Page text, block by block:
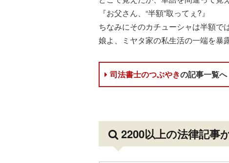
『お父さん、“半額”取ってぇ?』
ちなみにそのカチューシャは半額で
娘よ、ミヤタ家の私生活の一端を暴
司法書士のつぶやきの記事一覧へ
2200以上の法律記事